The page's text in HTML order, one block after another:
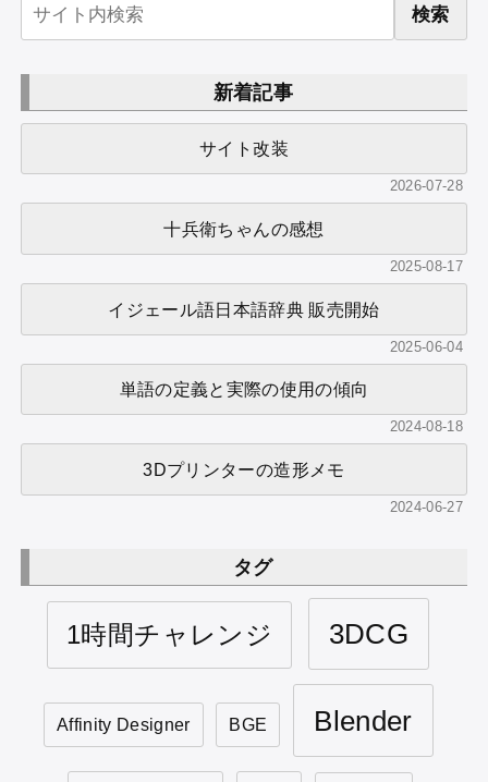
検索
新着記事
サイト改装
2026-07-28
十兵衛ちゃんの感想
2025-08-17
イジェール語日本語辞典 販売開始
2025-06-04
単語の定義と実際の使用の傾向
2024-08-18
3Dプリンターの造形メモ
2024-06-27
タグ
1時間チャレンジ 3DCG
Affinity Designer BGE Blender